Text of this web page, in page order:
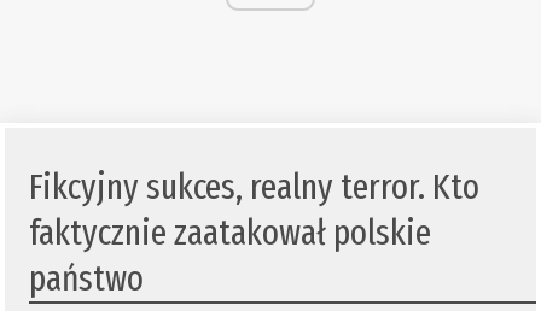
Fikcyjny sukces, realny terror. Kto
faktycznie zaatakował polskie
państwo